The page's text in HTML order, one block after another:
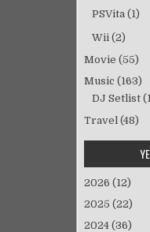
PSVita (1)
Wii (2)
Movie (55)
Music (163)
DJ Setlist
Travel (48)
2026 (12)
2025 (22)
2024 (36)